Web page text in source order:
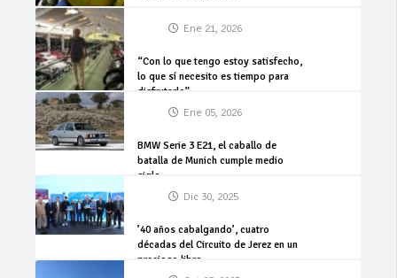
Ene 21, 2026
“Con lo que tengo estoy satisfecho,
lo que sí necesito es tiempo para
disfrutarlo”
Ene 05, 2026
BMW Serie 3 E21, el caballo de
batalla de Munich cumple medio
siglo
Dic 30, 2025
’40 años cabalgando’, cuatro
décadas del Circuito de Jerez en un
precioso libro